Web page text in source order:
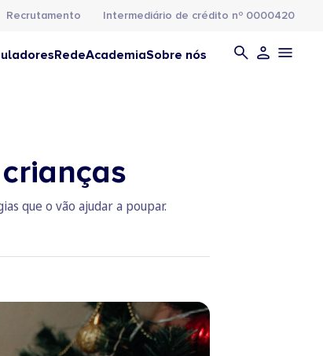
Recrutamento Intermediário de crédito nº 0000420
RedeAcademiaSobre nós
que o vão ajudar a poupar.